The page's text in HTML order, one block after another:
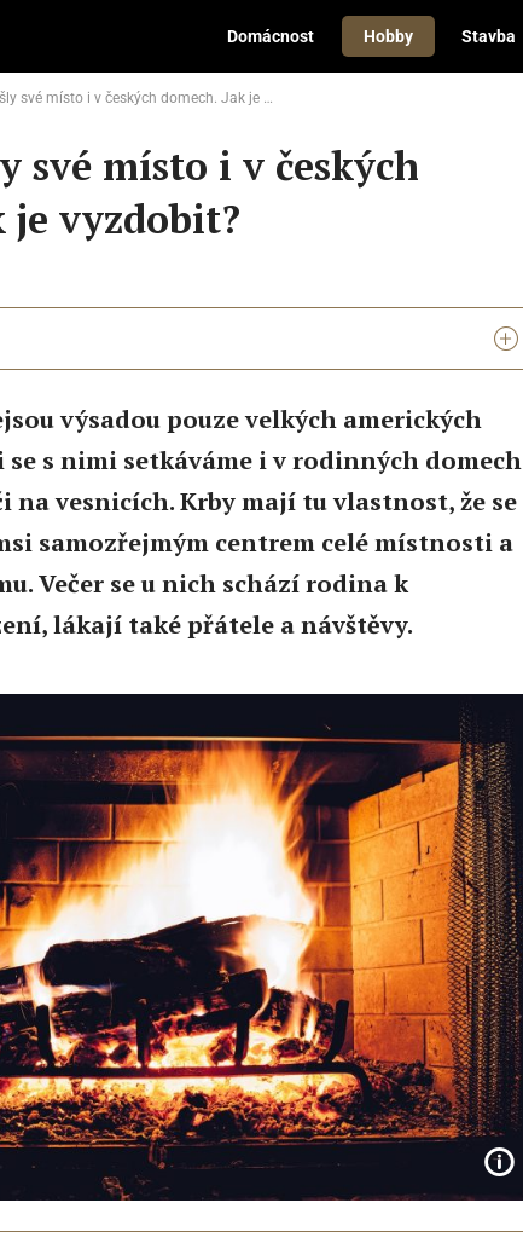
Domácnost Hobby Stavba
své místo i v českých domech. Jak je vyzdobit?
své místo i v českých
je vyzdobit?
výsadou pouze velkých amerických
se s nimi setkáváme i v rodinných domech
na vesnicích. Krby mají tu vlastnost, že se
samozřejmým centrem celé místnosti a
Večer se u nich schází rodina k
lákají také přátele a návštěvy.